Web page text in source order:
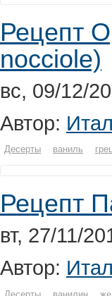
Рецепт
nocciole)
вс, 09/12/
Автор:
Десерты ваниль
Рецепт
вт, 27/11/
Автор: